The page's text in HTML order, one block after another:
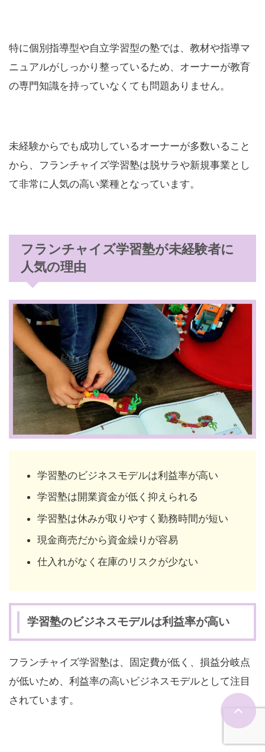
特に個別指導型や自立学習型の塾では、教材や指導マ
ニュアルがしっかり整っているため、オーナーが教育
の専門知識を持っていなくても問題ありません。
未経験からでも成功しているオーナーが多数いること
から、フランチャイズ学習塾は脱サラや新規事業とし
て非常に人気の高い業種となっています。
フランチャイズ学習塾が未経験者に
人気の理由
学習塾のビジネスモデルは利益率が高い
学習塾は開業資金が低く抑えられる
学習塾は休みが取りやすく勤務時間が短い
現金商売だから資金繰りが容易
仕入れがなく在庫のリスクが少ない
学習塾のビジネスモデルは利益率が高い
フランチャイズ学習塾は、固定費が低く、損益分岐点
が低いため、利益率の高いビジネスモデルとして注目
されています。